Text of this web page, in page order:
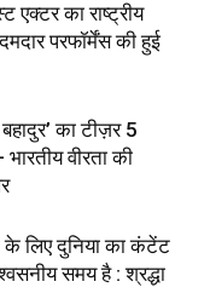
एक्टर का राष्ट्रीय
परफॉर्मेंस की हुई
का टीज़र 5
वीरता की
लिए दुनिया का कंटेंट
समय है : श्रद्धा